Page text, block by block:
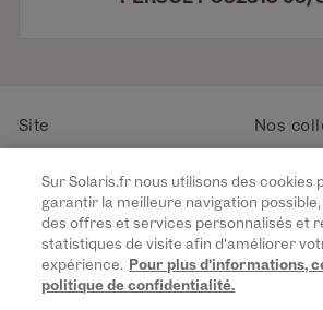
Site
Rejoignez-nous
La Carte de Garantie Solaris
Contact
Nos
Lunettes
Lunettes
Suivez-nous
Sur Solaris.fr nous utilisons des cookies
garantir la meilleure navigation
des offres et services personnalisés et
statistiques de visite afin d'améliorer
expérience. Pour plus d'informations,
politique de confidentialité.